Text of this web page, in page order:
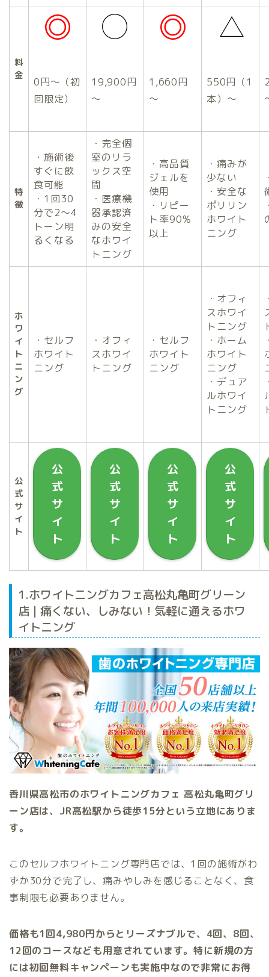
料
金
0円～（初
回限定）
19,900円
～
1,660円
～
550円（1
本）～
特
徴
・施術後
すぐに飲
食可能
・1回30
分で2～4
トーン明
るくなる
・完全個
室のリラ
ックス空
間
・医療機
器承認済
みの安全
なホワイ
トニング
・高品質
ジェルを
使用
・リピー
ト率90%
以上
・痛みが
少ない
・安全な
ポリリン
ホワイト
ニング
ホ
ワ
イ
ト
ニ
ン
グ
・セルフ
ホワイト
ニング
・オフィ
スホワイ
トニング
・セルフ
ホワイト
ニング
・オフィ
スホワイ
トニング
・ホーム
ホワイト
ニング
・デュア
ルホワイ
トニング
公
式
サ
イ
ト
公
式
サ
イ
ト
公
式
サ
イ
ト
公
式
サ
イ
ト
公
式
サ
イ
ト
1.ホワイトニングカフェ高松丸亀町グリーン
店 | 痛くない、しみない！気軽に通えるホワ
イトニング
香川県高松市のホワイトニングカフェ 高松丸亀町グリ
ーン店は、JR高松駅から徒歩15分という立地にありま
す。
このセルフホワイトニング専門店では、1回の施術がわ
ずか30分で完了し、痛みやしみを感じることなく、食
事制限も必要ありません。
価格も1回4,980円からとリーズナブルで、4回、8回、
12回のコースなども用意されています。特に新規の方
には初回無料キャンペーンも実施中なので非常にお得